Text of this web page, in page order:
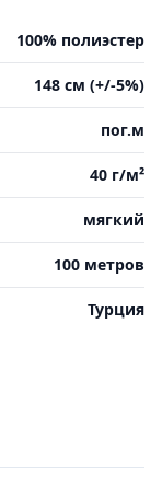
100% полиэстер
148 см (+/-5%)
пог.м
40 г/м²
мягкий
100 метров
Турция